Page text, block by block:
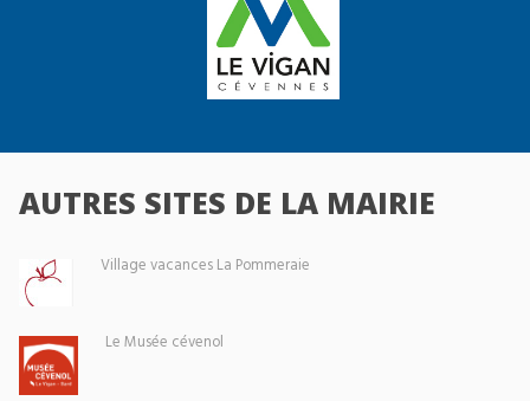
AUTRES SITES DE LA MAIRIE
Village vacances La Pommeraie
Le Musée cévenol